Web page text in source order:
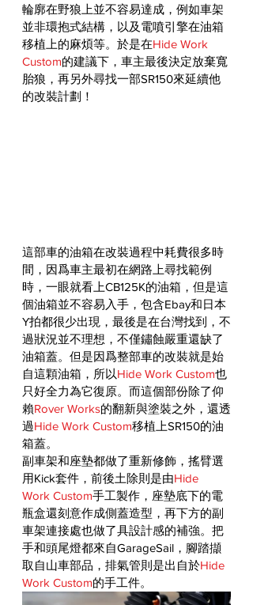
輪廓在野狼上並不容易達成，例如車架
並非環抱式結構，以及電噴引擎在油箱
移植上的麻煩等。於是在Hide Work
Custom的建議下，車主最後決定放棄寬
胎狼，再另外尋找一部SR150來延續他
的改裝計劃！
這部車的油箱在改裝過程中耗費很多時
間，因爲車主最初在網路上尋找範例
時，一眼就看上CB125K的油箱，但是這
個油箱並不容易入手，包含Ebay和日本
Y拍都很少出現，最後是在台灣找到，不
過狀況並不理想，不僅鏽蝕嚴重還缺了
油箱蓋。但是因爲整部車的改裝就是始
自這顆油箱，所以Hide Work Custom也
只好全力為它復原。而這個部份除了仰
賴Rover Works的翻新與塗裝之外，還透
過Hide Work Custom移植上SR150的油
箱蓋。
副車架和座墊都做了重新修飾，搖臂選
用Kick套件，前後土除則是由Hide
Work Custom手工製作，座墊底下的電
瓶盒還刻意作成側蓋造型，再下方的副
車架連接處也做了具設計感的補強。把
手和頭尾燈都來自GarageSail，腳踏擷
取自山車部品，排氣管則是出自於Hide
Work Custom的手工件。